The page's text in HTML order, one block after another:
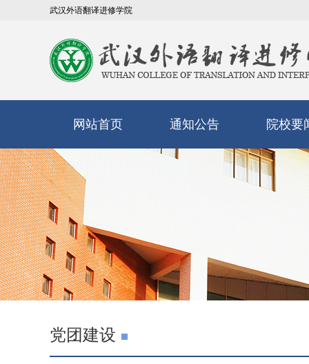
武汉外语翻译进修学院
网站首页 通知公告 院校要
党团建设